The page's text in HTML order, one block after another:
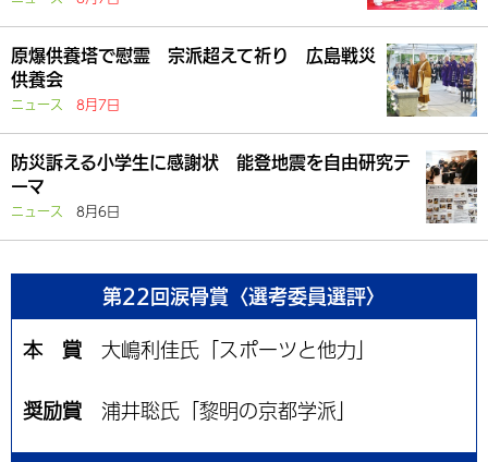
原爆供養塔で慰霊 宗派超えて祈り 広島戦災
供養会
ニュース 8月7日
防災訴える小学生に感謝状 能登地震を自由研究テ
ーマ
ニュース 8月6日
第22回涙骨賞〈選考委員選評〉
本 賞 大嶋利佳氏「スポーツと他力」
奨励賞 浦井聡氏「黎明の京都学派」